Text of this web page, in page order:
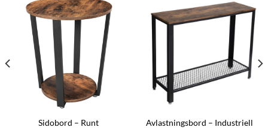
Sidobord – Runt Avlastningsbord – Industriell